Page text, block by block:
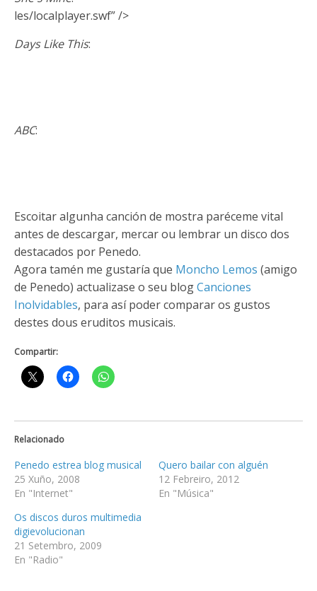
les/localplayer.swf” />
Days Like This:
ABC:
Escoitar algunha canción de mostra paréceme vital
antes de descargar, mercar ou lembrar un disco dos
destacados por Penedo.
Agora tamén me gustaría que Moncho Lemos (amigo
de Penedo) actualizase o seu blogCanciones
Inolvidables, para así poder comparar os gustos
destes dous eruditos musicais.
Compartir:
Relacionado
Penedo estrea blog musical
25 Xuño, 2008
En "Internet"
Quero bailar con alguén
12 Febreiro, 2012
En "Música"
Os discos duros multimedia
digievolucionan
21 Setembro, 2009
En "Radio"